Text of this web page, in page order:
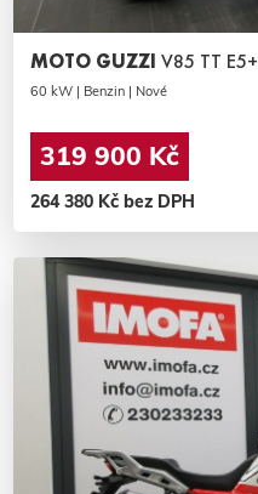
MOTO GUZZI V85 TT E5+
60 kW | Benzin | Nové
319 900 Kč
264 380 Kč bez DPH